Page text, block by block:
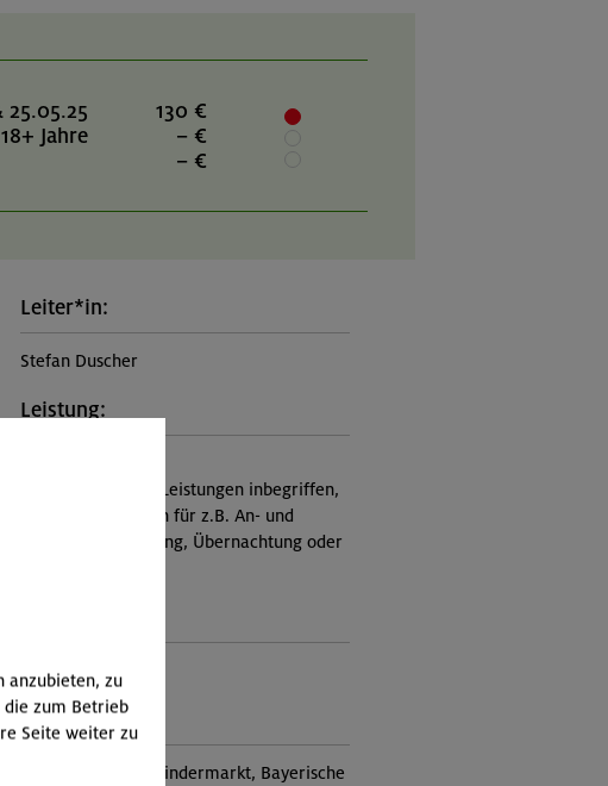
25.05.25
18+ Jahre
130 €
– €
– €
Leiter*in:
Stefan Duscher
Leistung:
(Falls nicht in den Leistungen inbegriffen,
fallen Zusatzkosten für z.B. An- und
Abreise, Verpflegung, Übernachtung oder
MUC-25-0483
Stützpunkt:
Servicestelle am Rindermarkt, Bayerische
anzubieten, zu
die zum Betrieb
Seite weiter zu